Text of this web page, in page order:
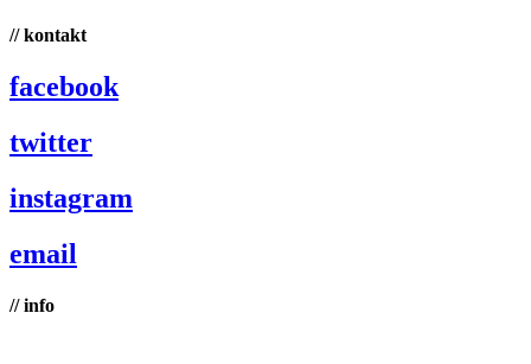
// kontakt
facebook
twitter
instagram
email
// info